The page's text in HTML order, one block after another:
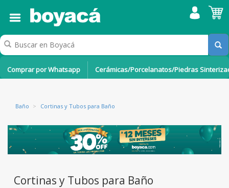
Comprar por Whatsapp Cerámicas/Porcelanatos/Piedras
Baño > Cortinas y Tubos para Baño
Cortinas y Tubos para Baño